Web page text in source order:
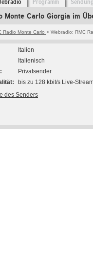
Programm
Monte Carlo Giorgia im
Radio Monte Carlo > Webradio: RMC
Italien
Italienisch
Privatsender
bis zu 128 kbit/s Live-
des Senders